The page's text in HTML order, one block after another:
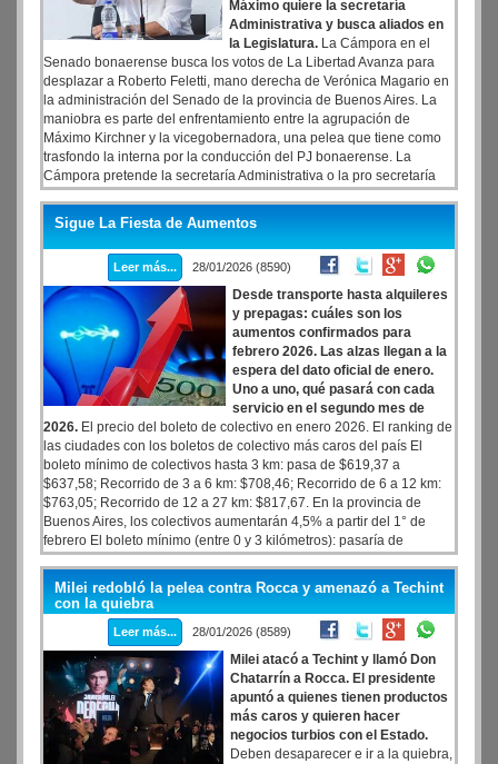
Máximo quiere la secretaría
Administrativa y busca aliados en
la Legislatura. La Cámpora en el
Senado bonaerense busca los votos de La Libertad Avanza para
desplazar a Roberto Feletti, mano derecha de Verónica Magario en
la administración del Senado de la provincia de Buenos Aires. La
maniobra es parte del enfrentamiento entre la agrupación de
Máximo Kirchner y la vicegobernadora, una pelea que tiene como
trasfondo la interna por la conducción del PJ bonaerense. La
Cámpora pretende la secretaría Administrativa o la pro secretaría
Administrativa, que hoy está a cargo de Martín Di Bella. En caso de
quedarse con esta última deberá tener la potestad de una firma
cruzada con Feletti
Sigue La Fiesta de Aumentos
Leer más... 28/01/2026 (8590)
Desde transporte hasta alquileres
y prepagas: cuáles son los
aumentos confirmados para
febrero 2026. Las alzas llegan a la
espera del dato oficial de enero.
Uno a uno, qué pasará con cada
servicio en el segundo mes de
2026. El precio del boleto de colectivo en enero 2026. El ranking de
las ciudades con los boletos de colectivo más caros del país El
boleto mínimo de colectivos hasta 3 km: pasa de $619,37 a
$637,58; Recorrido de 3 a 6 km: $708,46; Recorrido de 6 a 12 km:
$763,05; Recorrido de 12 a 27 km: $817,67. En la provincia de
Buenos Aires, los colectivos aumentarán 4,5% a partir del 1° de
febrero El boleto mínimo (entre 0 y 3 kilómetros): pasaría de
$685,11 a $721,08; Tramo de 3 a 6 km: de $730,42 a $803,29;
Tramo de 6 a 12 kilómetros: de $786,61 a $865,17; Viajes de 12 a
27 km: $927,12; Más de 27 kilómetros: $988,63. el caso de los
colectivos que circulan por la Provincia de Buenos Aires, los valores
a partir de febrero serán:
Milei redobló la pelea contra Rocca y amenazó a Techint
con la quiebra
Leer más... 28/01/2026 (8589)
Milei atacó a Techint y llamó Don
Chatarrín a Rocca. El presidente
apuntó a quienes tienen productos
más caros y quieren hacer
negocios turbios con el Estado.
Deben desaparecer e ir a la quiebra,